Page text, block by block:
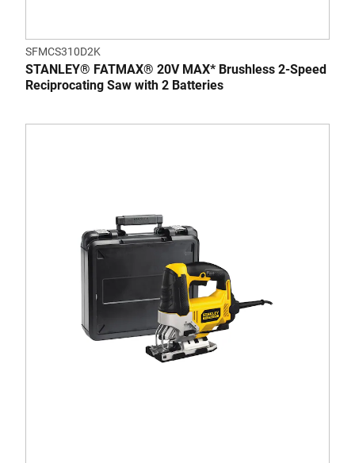
SFMCS310D2K
STANLEY® FATMAX® 20V MAX* Brushless 2-Speed
Reciprocating Saw with 2 Batteries